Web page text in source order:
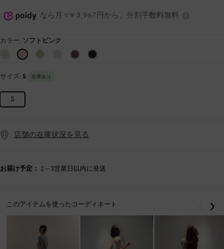
なら月々¥ 3,967円から。分割手数料無料
カラー: ソフトピンク
サイズ: S 在庫あり
S
店舗の在庫状況を見る
お届け予定： 2～3営業日以内に発送
このアイテムを使ったコーディネート: 戻る